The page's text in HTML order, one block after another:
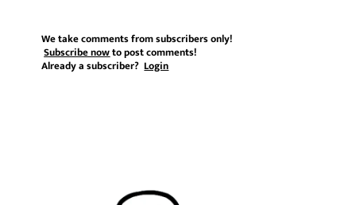
We take comments from subscribers only!
Subscribe nowto post comments!
Already a subscriber?Login